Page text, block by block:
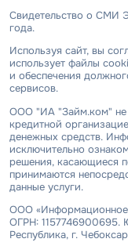
Свидетельство о СМИ
года.
Используя сайт, вы
использует файлы
и обеспечения
сервисов.
ООО "ИА "Займ.ком" не
кредитной
денежных средств.
исключительно
решения, касающиеся
принимаются
данные услуги.
ООО «Информационное
ОГРН: 1157746900695.
Республика, г.